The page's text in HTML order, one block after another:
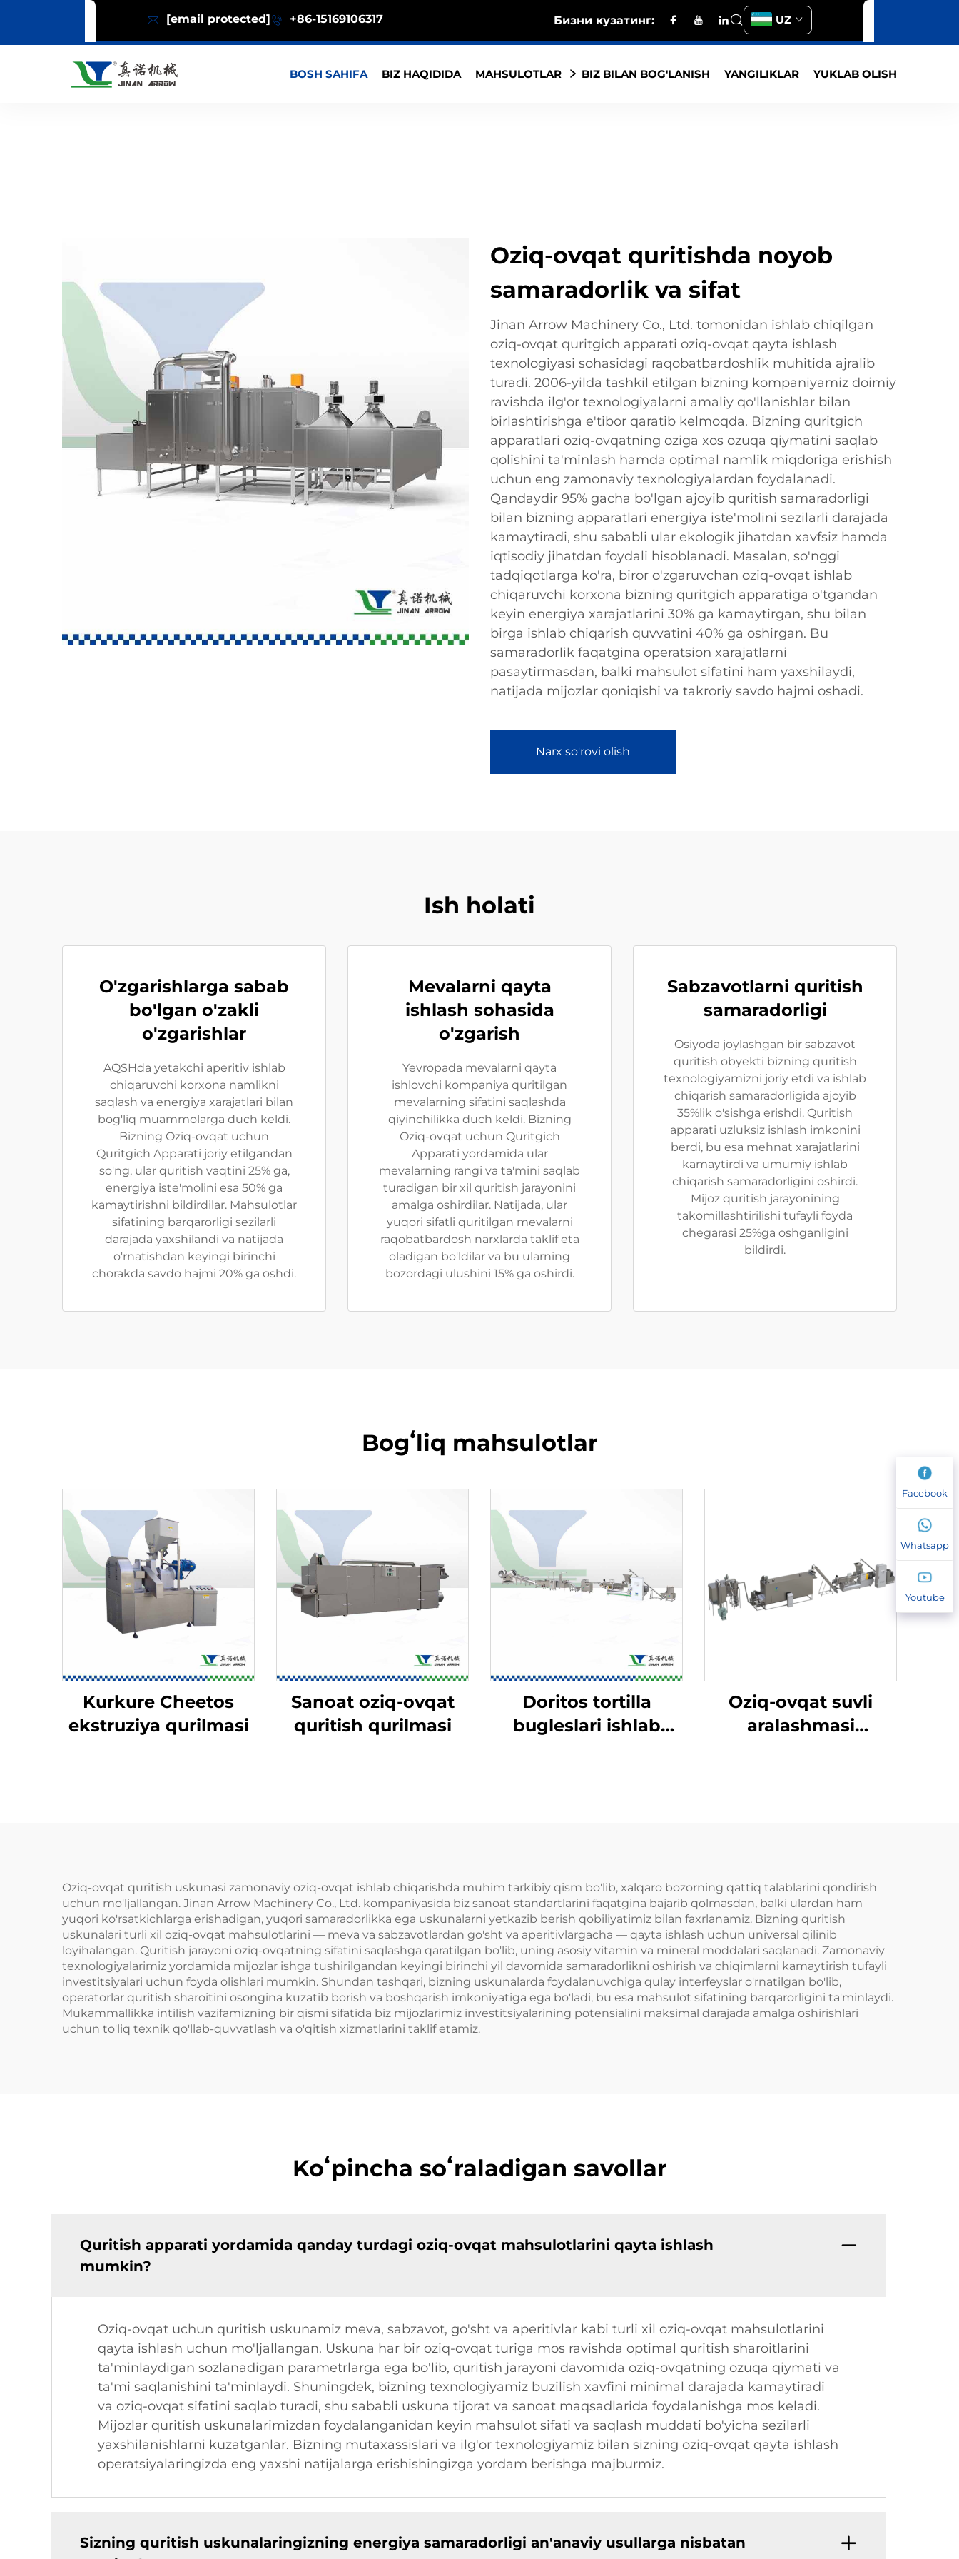
[email protected] +86-15169106317 Бизни кузатинг: UZ
BOSH SAHIFA BIZ HAQIDIDA MAHSULOTLAR BIZ BILAN BOG'LANISH YANGILIKLAR YUKLAB OLISH
Oziq-ovqat quritishda noyob
samaradorlik va sifat
Jinan Arrow Machinery Co., Ltd. tomonidan ishlab chiqilgan
oziq-ovqat quritgich apparati oziq-ovqat qayta ishlash
texnologiyasi sohasidagi raqobatbardoshlik muhitida ajralib
turadi. 2006-yilda tashkil etilgan bizning kompaniyamiz doimiy
ravishda ilg'or texnologiyalarni amaliy qo'llanishlar bilan
birlashtirishga e'tibor qaratib kelmoqda. Bizning quritgich
apparatlari oziq-ovqatning oziga xos ozuqa qiymatini saqlab
qolishini ta'minlash hamda optimal namlik miqdoriga erishish
uchun eng zamonaviy texnologiyalardan foydalanadi.
Qandaydir 95% gacha bo'lgan ajoyib quritish samaradorligi
bilan bizning apparatlari energiya iste'molini sezilarli darajada
kamaytiradi, shu sababli ular ekologik jihatdan xavfsiz hamda
iqtisodiy jihatdan foydali hisoblanadi. Masalan, so'nggi
tadqiqotlarga ko'ra, biror o'zgaruvchan oziq-ovqat ishlab
chiqaruvchi korxona bizning quritgich apparatiga o'tgandan
keyin energiya xarajatlarini 30% ga kamaytirgan, shu bilan
birga ishlab chiqarish quvvatini 40% ga oshirgan. Bu
samaradorlik faqatgina operatsion xarajatlarni
pasaytirmasdan, balki mahsulot sifatini ham yaxshilaydi,
natijada mijozlar qoniqishi va takroriy savdo hajmi oshadi.
Narx so'rovi olish
Ish holati
O'zgarishlarga sabab
bo'lgan o'zakli
o'zgarishlar
AQSHda yetakchi aperitiv ishlab
chiqaruvchi korxona namlikni
saqlash va energiya xarajatlari bilan
bog'liq muammolarga duch keldi.
Bizning Oziq-ovqat uchun
Quritgich Apparati joriy etilgandan
so'ng, ular quritish vaqtini 25% ga,
energiya iste'molini esa 50% ga
kamaytirishni bildirdilar. Mahsulotlar
sifatining barqarorligi sezilarli
darajada yaxshilandi va natijada
o'rnatishdan keyingi birinchi
chorakda savdo hajmi 20% ga oshdi.
Mevalarni qayta
ishlash sohasida
o'zgarish
Yevropada mevalarni qayta
ishlovchi kompaniya quritilgan
mevalarning sifatini saqlashda
qiyinchilikka duch keldi. Bizning
Oziq-ovqat uchun Quritgich
Apparati yordamida ular
mevalarning rangi va ta'mini saqlab
turadigan bir xil quritish jarayonini
amalga oshirdilar. Natijada, ular
yuqori sifatli quritilgan mevalarni
raqobatbardosh narxlarda taklif eta
oladigan bo'ldilar va bu ularning
bozordagi ulushini 15% ga oshirdi.
Sabzavotlarni quritish
samaradorligi
Osiyoda joylashgan bir sabzavot
quritish obyekti bizning quritish
texnologiyamizni joriy etdi va ishlab
chiqarish samaradorligida ajoyib
35%lik o'sishga erishdi. Quritish
apparati uzluksiz ishlash imkonini
berdi, bu esa mehnat xarajatlarini
kamaytirdi va umumiy ishlab
chiqarish samaradorligini oshirdi.
Mijoz quritish jarayonining
takomillashtirilishi tufayli foyda
chegarasi 25%ga oshganligini
bildirdi.
Bogʻliq mahsulotlar
Kurkure Cheetos
ekstruziya qurilmasi
Sanoat oziq-ovqat
quritish qurilmasi
Doritos tortilla
bugleslari ishlab
Oziq-ovqat suvli
aralashmasi
Oziq-ovqat quritish uskunasi zamonaviy oziq-ovqat ishlab chiqarishda muhim tarkibiy qism bo'lib, xalqaro bozorning qattiq talablarini qondirish
uchun mo'ljallangan. Jinan Arrow Machinery Co., Ltd. kompaniyasida biz sanoat standartlarini faqatgina bajarib qolmasdan, balki ulardan ham
yuqori ko'rsatkichlarga erishadigan, yuqori samaradorlikka ega uskunalarni yetkazib berish qobiliyatimiz bilan faxrlanamiz. Bizning quritish
uskunalari turli xil oziq-ovqat mahsulotlarini — meva va sabzavotlardan go'sht va aperitivlargacha — qayta ishlash uchun universal qilinib
loyihalangan. Quritish jarayoni oziq-ovqatning sifatini saqlashga qaratilgan bo'lib, uning asosiy vitamin va mineral moddalari saqlanadi. Zamonaviy
texnologiyalarimiz yordamida mijozlar ishga tushirilgandan keyingi birinchi yil davomida samaradorlikni oshirish va chiqimlarni kamaytirish tufayli
investitsiyalari uchun foyda olishlari mumkin. Shundan tashqari, bizning uskunalarda foydalanuvchiga qulay interfeyslar o'rnatilgan bo'lib,
operatorlar quritish sharoitini osongina kuzatib borish va boshqarish imkoniyatiga ega bo'ladi, bu esa mahsulot sifatining barqarorligini ta'minlaydi.
Mukammallikka intilish vazifamizning bir qismi sifatida biz mijozlarimiz investitsiyalarining potensialini maksimal darajada amalga oshirishlari
uchun to'liq texnik qo'llab-quvvatlash va o'qitish xizmatlarini taklif etamiz.
Koʻpincha soʻraladigan savollar
Quritish apparati yordamida qanday turdagi oziq-ovqat mahsulotlarini qayta ishlash
mumkin?
Oziq-ovqat uchun quritish uskunamiz meva, sabzavot, go'sht va aperitivlar kabi turli xil oziq-ovqat mahsulotlarini
qayta ishlash uchun mo'ljallangan. Uskuna har bir oziq-ovqat turiga mos ravishda optimal quritish sharoitlarini
ta'minlaydigan sozlanadigan parametrlarga ega bo'lib, quritish jarayoni davomida oziq-ovqatning ozuqa qiymati va
ta'mi saqlanishini ta'minlaydi. Shuningdek, bizning texnologiyamiz buzilish xavfini minimal darajada kamaytiradi
va oziq-ovqat sifatini saqlab turadi, shu sababli uskuna tijorat va sanoat maqsadlarida foydalanishga mos keladi.
Mijozlar quritish uskunalarimizdan foydalanganidan keyin mahsulot sifati va saqlash muddati bo'yicha sezilarli
yaxshilanishlarni kuzatganlar. Bizning mutaxassislari va ilg'or texnologiyamiz bilan sizning oziq-ovqat qayta ishlash
operatsiyalaringizda eng yaxshi natijalarga erishishingizga yordam berishga majburmiz.
Sizning quritish uskunalaringizning energiya samaradorligi an'anaviy usullarga nisbatan
Facebook
Whatsapp
Youtube